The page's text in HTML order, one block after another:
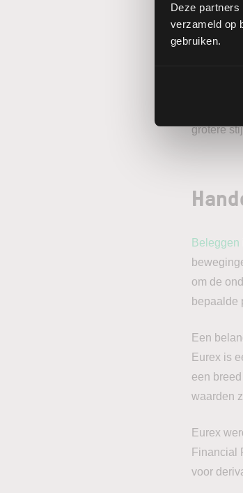
Deze
verzameld op
gebruiken.
Dit toch
DAX
dan
en wordt
grotere
Beleggen
om de
bepaalde
Een
Eurex is
een
waarden
Eurex
Financial
voor